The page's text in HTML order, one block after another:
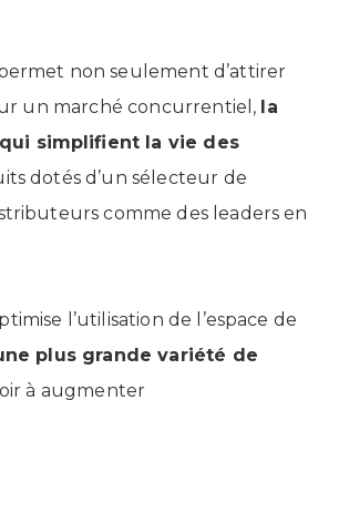
non seulement d’attirer
un marché concurrentiel, la
simplifient la vie des
dotés d’un sélecteur de
comme des leaders en
l’utilisation de l’espace de
plus grande variété de
à augmenter